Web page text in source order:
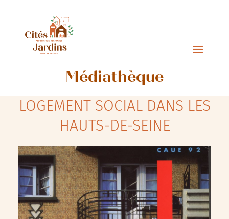
Médiathèque
LOGEMENT SOCIAL DANS LES
HAUTS-DE-SEINE